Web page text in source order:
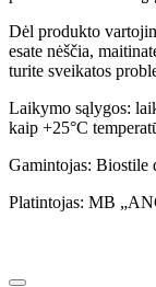
Dėl produkto
esate nėščia,
turite sveikatos
Laikymo sąlygos:
kaip +25°C
Gamintojas: Biostile
Platintojas: MB